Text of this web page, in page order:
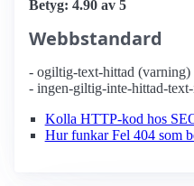
Betyg: 4.90 av 5
Webbstandard
- ogiltig-text-hittad (varning)
- ingen-giltig-inte-hittad-
Kolla HTTP-kod hos
Hur funkar Fel 404 som